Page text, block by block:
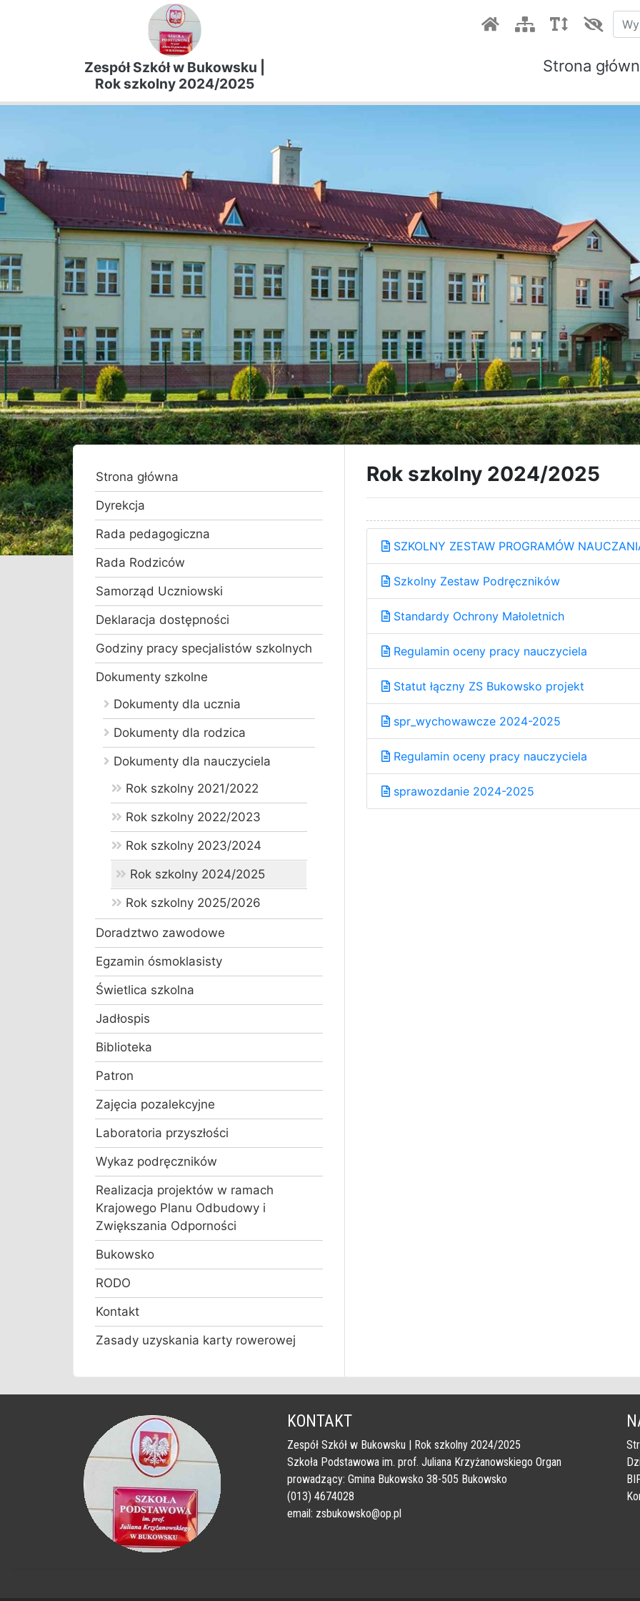
Zespół Szkół w Bukowsku |
Rok szkolny 2024/2025
Strona
Strona główna
Dyrekcja
Rada pedagogiczna
Rada Rodziców
Samorząd Uczniowski
Deklaracja dostępności
Godziny pracy specjalistów szkolnych
Dokumenty szkolne
Dokumenty dla ucznia
Dokumenty dla rodzica
Dokumenty dla nauczyciela
Rok szkolny 2021/2022
Rok szkolny 2022/2023
Rok szkolny 2023/2024
Rok szkolny 2024/2025
Rok szkolny 2025/2026
Doradztwo zawodowe
Egzamin ósmoklasisty
Świetlica szkolna
Jadłospis
Biblioteka
Patron
Zajęcia pozalekcyjne
Laboratoria przyszłości
Wykaz podręczników
Realizacja projektów w ramach
Krajowego Planu Odbudowy i
Zwiększania Odporności
Bukowsko
RODO
Kontakt
Zasady uzyskania karty rowerowej
Rok szkolny 2024/2025
SZKOLNY ZESTAW PROGRAMÓW
Szkolny Zestaw Podręczników
Standardy Ochrony Małoletnich
Regulamin oceny pracy nauczyciela
Statut łączny ZS Bukowsko projekt
spr_wychowawcze 2024-2025
Regulamin oceny pracy nauczyciela
sprawozdanie 2024-2025
KONTAKT
Zespół Szkół w Bukowsku | Rok szkolny 2024/2025
Szkoła Podstawowa im. prof. Juliana Krzyżanowskiego Organ
prowadzący: Gmina Bukowsko 38-505 Bukowsko
(013) 4674028
email: zsbukowsko@op.pl